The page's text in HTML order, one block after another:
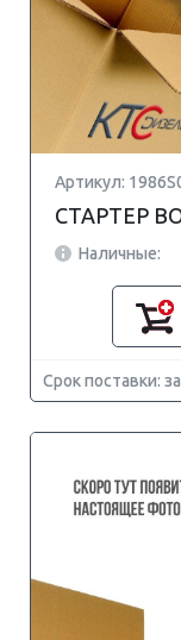
Артикул:
СТАРТЕР
Наличные:
Срок поставки: